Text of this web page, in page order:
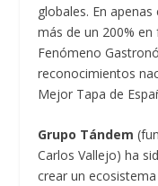
globales. En
más de un 200%
Fenómeno
reconocimientos
Mejor Tapa de
Grupo Tándem
Carlos Vallejo) ha
crear un